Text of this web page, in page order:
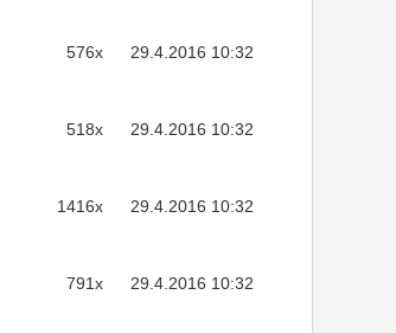
576x 29.4.2016 10:32
518x 29.4.2016 10:32
1416x 29.4.2016 10:32
791x 29.4.2016 10:32